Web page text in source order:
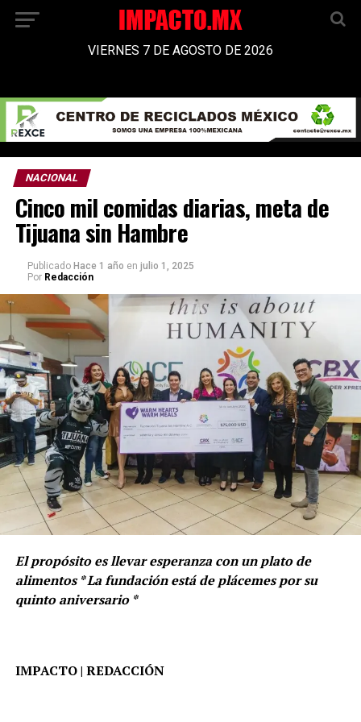
VIERNES 7 DE AGOSTO DE 2026
NACIONAL
Cinco mil comidas diarias, meta de
Tijuana sin Hambre
Publicado Hace 1 año en julio 1, 2025
Por Redacción
El propósito es llevar esperanza con un plato de
alimentos * La fundación está de plácemes por su
quinto aniversario *
IMPACTO | REDACCIÓN